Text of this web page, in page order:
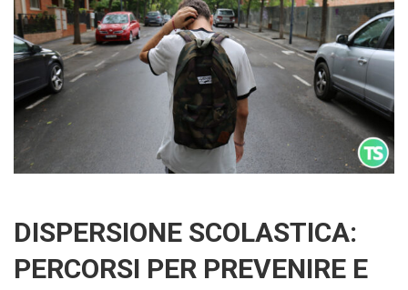
DISPERSIONE SCOLASTICA:
PERCORSI PER PREVENIRE E